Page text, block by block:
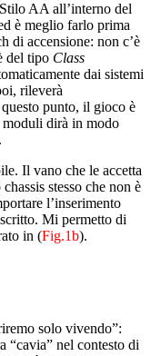
AA all’interno del
è meglio farlo prima
di accensione: non c’è
del tipo Class
dai sistemi
rileverà
punto, il gioco è
moduli dirà in modo
Il vano che le accetta
stesso che non è
l’inserimento
Mi permetto di
in (Fig.1b).
solo vivendo”:
“cavia” nel contesto di